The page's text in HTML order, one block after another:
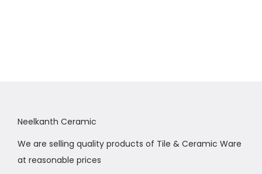
Neelkanth Ceramic
We are selling quality products of Tile & Ceramic Ware
at reasonable prices